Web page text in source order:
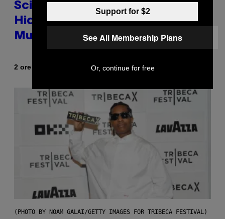
Scientists Found Smallpox DNA
Hidden in 500-Year-Old Chilean
Mummies
2 ore fa
(PHOTO BY NOAM GALAI/GETTY IMAGES FOR TRIBECA FESTIVAL)
Support for $2
See All Membership Plans
Or, continue for free